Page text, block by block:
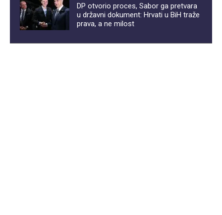
DP otvorio proces, Sabor ga pretvara
u državni dokument: Hrvati u BiH traže
prava, a ne milost